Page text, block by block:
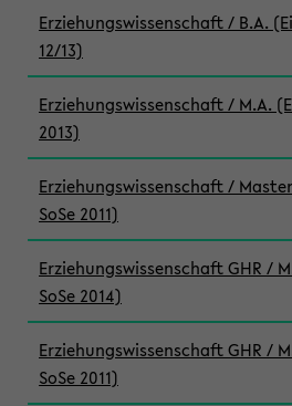
Erziehungswissenschaft / B.A.
12/13)
Erziehungswissenschaft / M.A.
2013)
Erziehungswissenschaft /
SoSe 2011)
Erziehungswissenschaft GHR /
SoSe 2014)
Erziehungswissenschaft GHR /
SoSe 2011)